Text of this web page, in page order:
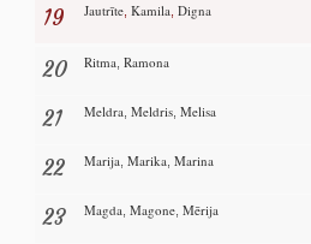
19 Jautrīte, Kamila Digna
20 Ritma Ramona
21 Meldra Meldris, Melisa
22 Marija Marika Marina
23 Magda Magone, Mērija